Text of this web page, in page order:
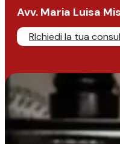
Avv. Maria Luisa
RIchiedi la tua